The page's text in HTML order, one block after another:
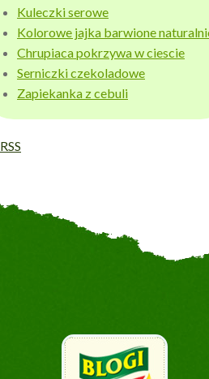
Kuleczki serowe
Kolorowe jajka barwione
Chrupiaca pokrzywa w ciescie
Serniczki czekoladowe
Zapiekanka z cebuli
RSS